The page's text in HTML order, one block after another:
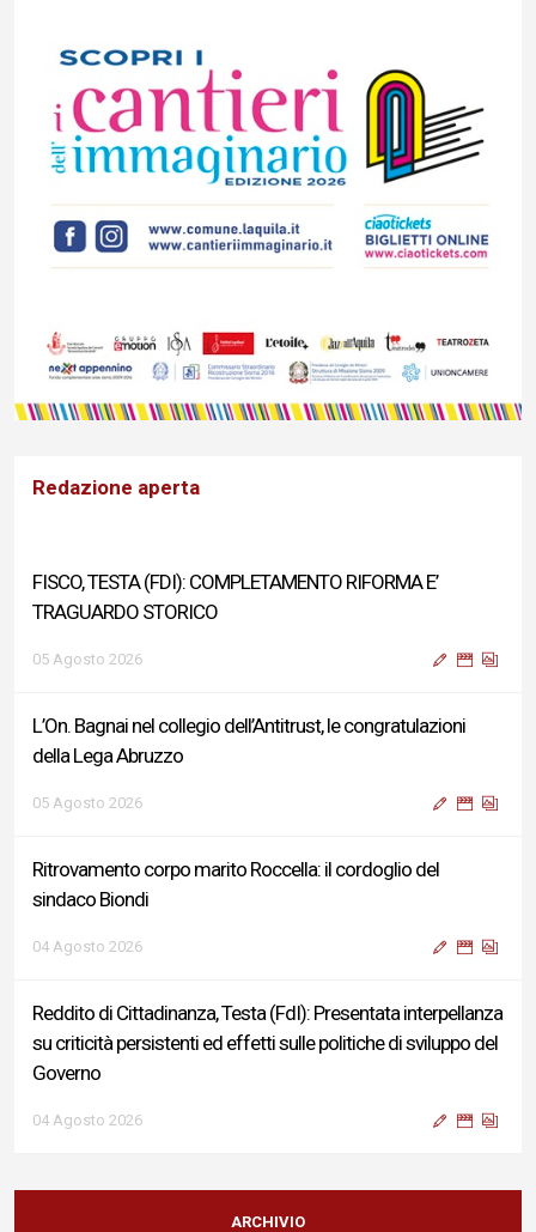
Redazione aperta
FISCO, TESTA (FDI): COMPLETAMENTO RIFORMA E’
TRAGUARDO STORICO
05 Agosto 2026
L’On. Bagnai nel collegio dell’Antitrust, le congratulazioni
della Lega Abruzzo
05 Agosto 2026
Ritrovamento corpo marito Roccella: il cordoglio del
sindaco Biondi
04 Agosto 2026
Reddito di Cittadinanza, Testa (FdI): Presentata interpellanza
su criticità persistenti ed effetti sulle politiche di sviluppo del
Governo
04 Agosto 2026
Sigismondi, Liris e Testa: “Profondo cordoglio e vicinanza al
Ministro Roccella e alla sua famiglia”
ARCHIVIO